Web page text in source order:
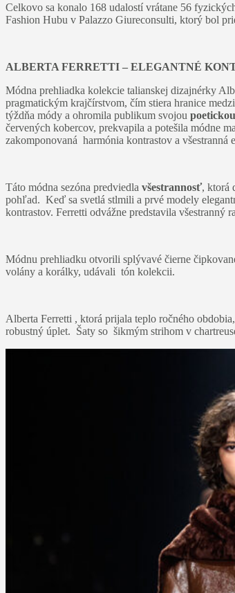
Celkovo sa konalo 168 udalostí vrátane 56
Fashion Hubu v Palazzo Giureconsulti, ktorý bol
ALBERTA FERRETTI – ELEGANTNÉ
Módna prehliadka kolekcie talianskej dizajnérky
pragmatickým krajčírstvom, čím stiera hranice
týždňa módy a ohromila publikum svojou
červených kobercov, prekvapila a potešila módne
zakomponovaná harmónia kontrastov a všestranná
Táto módna sezóna predviedla všestrannosť, ktorá
pohľad. Keď sa svetlá stlmili a prvé modely
kontrastov. Ferretti odvážne predstavila
Módnu prehliadku otvorili splývavé čierne
volány a korálky, udávali tón kolekcii.
Alberta Ferretti , ktorá prijala teplo ročného
robustný úplet. Šaty so šikmým strihom v